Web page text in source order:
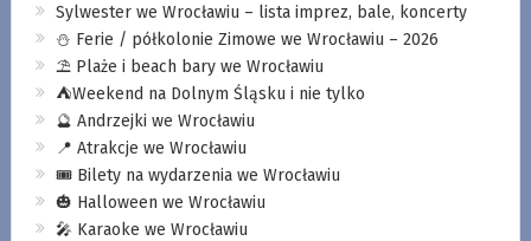
Sylwester we Wrocławiu – lista imprez, bale, koncerty
⛄️ Ferie / półkolonie Zimowe we Wrocławiu – 2026
⛱️ Plaże i beach bary we Wrocławiu
⛺️Weekend na Dolnym Śląsku i nie tylko
🔮 Andrzejki we Wrocławiu
📍 Atrakcje we Wrocławiu
🎟️ Bilety na wydarzenia we Wrocławiu
🎃 Halloween we Wrocławiu
🎤 Karaoke we Wrocławiu